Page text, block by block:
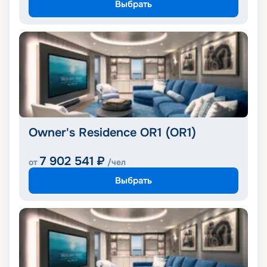
Выбрать
Owner's Residence OR1 (OR1)
от 7 902 541 ₽ /чел
Выбрать